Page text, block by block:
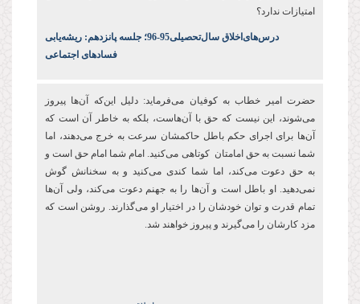
امتیازات ندارد؟
درس‌های‌اخلاق سال‌تحصیلی‌95-96؛ جلسه پانزدهم: ریشه‌یابی
فسادهای اجتماعی
حضرت امیر خطاب به کوفیان می‌فرماید: دلیل این‌که آن‌ها پیروز
می‌شوند، این نیست که حق با آن‌هاست، بلکه به خاطر آن است که
آن‌ها برای اجرای حکم باطل حاکمشان سرعت به خرج می‌دهند، اما
شما نسبت به حق امامتان کوتاهی می‌کنید. امام‌ شما امام حق است و
به حق دعوت می‌کند، اما شما کندی می‌کنید و به سخنانش گوش
نمی‌دهید. او باطل است و آن‌ها را به جهنم دعوت می‌کند، ولی آن‌ها
تمام قدرت و توان‌ خودشان را در اختیار او می‌گذارند. روشن است که
مزد کارشان را می‌گیرند و پیروز خواهند شد.